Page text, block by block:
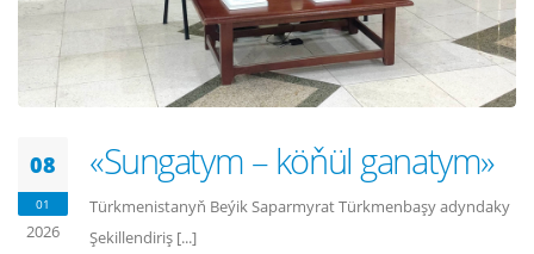
08
01
2026
«Sungatym – köňül ganatym»
Türkmenistanyň Beýik Saparmyrat Türkmenbaşy adyndaky
Şekillendiriş [...]